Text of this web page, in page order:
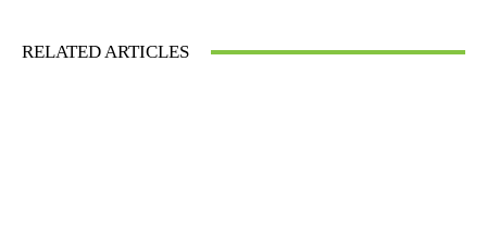
RELATED ARTICLES